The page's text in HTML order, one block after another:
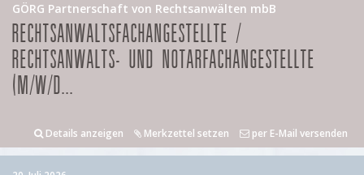
GÖRG Partnerschaft von Rechtsanwälten mbB
RECHTSANWALTSFACHANGESTELLTE /
RECHTSANWALTS- UND NOTARFACHANGESTELLTE
(M/W/D...
Details anzeigen Merkzettel setzen per E-Mail versenden